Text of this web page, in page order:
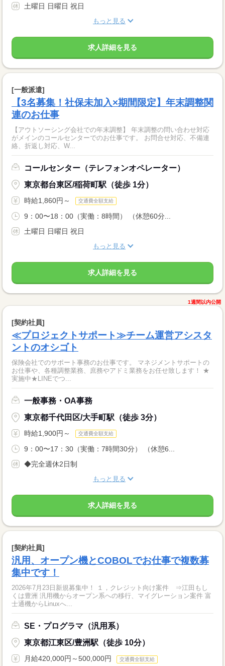
土曜日 日曜日 祝日
もっと見る
求人詳細を見る
[一般派遣]
【3名募集！社保未加入×期間限定】年末調整関
連のお仕事
【アウトソーシング会社での年末調整】 年末調整の問い合わせ対応
がメインのコールセンターでのお仕事です。 お問合せ対応、不備連
絡、折返し対応、W...
コールセンター（テレフォンオペレーター）
東京都台東区/稲荷町駅（徒歩 1分）
時給1,860円～ 交通費全額支給
9：00〜18：00（実働：8時間） （休憩60分...
土曜日 日曜日 祝日
もっと見る
求人詳細を見る
1週間以内公開
[契約社員]
≪プロジェクトサポート≫チーム運営アシスタ
ントのオシゴト
保険会社でのサポート事務のお仕事です。 マネジメントサポートの
お仕事や、各種調整業務、庶務やアドミ業務をお任せ致します！ ★
実施中★LINEでつ...
一般事務・OA事務
東京都千代田区/大手町駅（徒歩 3分）
時給1,900円～ 交通費全額支給
9：00〜17：30（実働：7時間30分） （休憩6...
◆完全週休2日制
もっと見る
求人詳細を見る
[契約社員]
汎用、オープン機とCOBOLでお仕事で複数募
集中です！
2026年7月23日新規募集中！ １，クレジット向け案件 ⇒江田もし
くは豊洲 汎用機からオープン系への移行、マイグレーション案件 富
士通機からLinuxへ...
SE・プログラマ（汎用系）
東京都江東区/豊洲駅（徒歩 10分）
月給420,000円～500,000円 交通費全額支給